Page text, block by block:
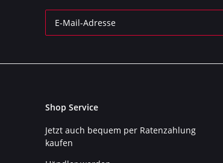
Shop Service
Jetzt auch bequem per Ratenzahlung
kaufen